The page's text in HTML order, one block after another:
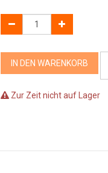
IN DEN WARENKORB
Zur Zeit nicht auf Lager